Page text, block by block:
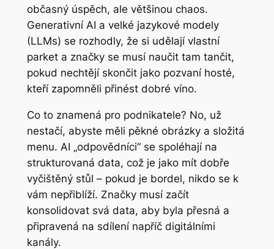
občasný úspěch, ale většinou chaos.
Generativní AI a velké jazykové modely
(LLMs) se rozhodly, že si udělají vlastní
parket a značky se musí naučit tam tančit,
pokud nechtějí skončit jako pozvaní hosté,
kteří zapomněli přinést dobré víno.
Co to znamená pro podnikatele? No, už
nestačí, abyste měli pěkné obrázky a složitá
menu. AI „odpovědníci“ se spoléhají na
strukturovaná data, což je jako mít dobře
vyčištěný stůl – pokud je bordel, nikdo se k
vám nepřiblíží. Značky musí začít
konsolidovat svá data, aby byla přesná a
připravená na sdílení napříč digitálními
kanály.